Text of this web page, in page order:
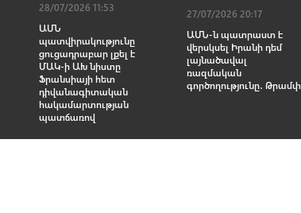
28/07/2026 11:53
ԱՄՆ
պատվիրակությունը
ցուցադրաբար լքել է
ՄԱԿ-ի ԱԽ նիստը
Ֆրանսիայի հետ
դիվանագիտական
հակամարտության
պատճառով
27/07/2026 20:17
ԱՄՆ-ն պատրաստ է
վերսկսել Իրանի դեմ
լայնածավալ
ռազմական
գործողությունը․ Թրամփ